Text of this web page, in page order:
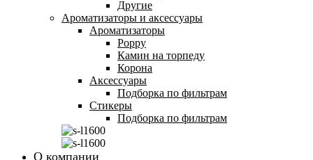
Другие
Ароматизаторы и аксессуары
Ароматизаторы
Poppy
Камин на торпеду
Корона
Аксессуары
Подборка по фильтрам
Стикеры
Подборка по фильтрам
О компании